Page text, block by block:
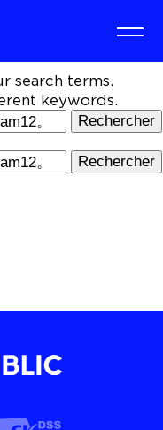
search terms.
keywords.